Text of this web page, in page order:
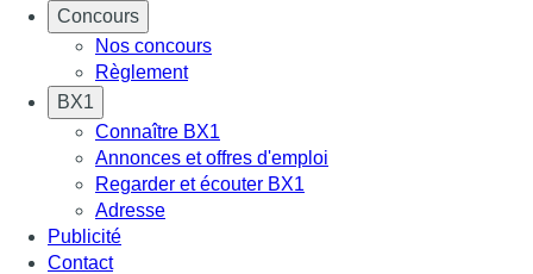
Concours
Nos concours
Règlement
BX1
Connaître BX1
Annonces et offres d'emploi
Regarder et écouter BX1
Adresse
Publicité
Contact